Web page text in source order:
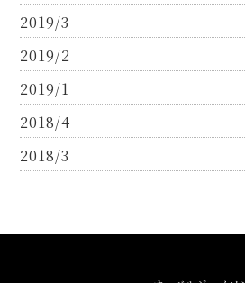
2019/3
2019/2
2019/1
2018/4
2018/3